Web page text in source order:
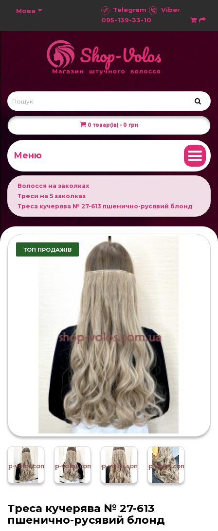
Мова Telegram
Viber
095-139-33-10
0 товар(ів) - 0 грн
Меню
Волосся на заколках
Треси на 5 заколках
Треса кучерява № 27-613 пшенично-русявий блонд
ТОП ПРОДАЖІВ
Треса кучерява № 27-613
пшенично-русявий блонд